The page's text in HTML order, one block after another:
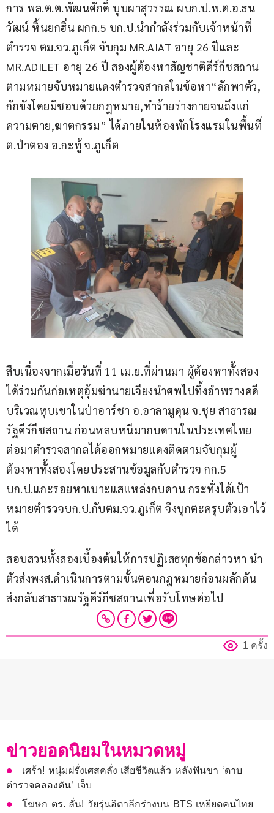
การ พล.ต.ต.พัฒนศักดิ์ บุบผาสุวรรณ ผบก.ป.พ.ต.อ.ธน
วัฒน์ หิ้นยกฮิ่น ผกก.5 บก.ป.นำกำลังร่วมกับเจ้าหน้าที่
ตำรวจ ตม.จว.ภูเก็ต จับกุม MR.AIAT อายุ 26 ปีและ
MR.ADILET อายุ 26 ปี สองผู้ต้องหาสัญชาติคีร์กีชสถาน
ตามหมายจับหมายแดงตำรวจสากลในข้อหา“ลักพาตัว,
กักขังโดยมิชอบด้วยกฎหมาย,ทำร้ายร่างกายจนถึงแก่
ความตาย,ฆาตกรรม” ได้ภายในห้องพักโรงแรมในพื้นที่
ต.ป่าตอง อ.กะทู้ จ.ภูเก็ต
สืบเนื่องจากเมื่อวันที่ 11 เม.ย.ที่ผ่านมา ผู้ต้องหาทั้งสอง
ได้ร่วมกันก่อเหตุอุ้มฆ่านายเจียงนำศพไปทิ้งอำพรางคดี
บริเวณหุบเขาในป่าอาร์ชา อ.อาลามูดุน จ.ชุย สาธารณ
รัฐคีร์กีชสถาน ก่อนหลบหนีมากบดานในประเทศไทย
ต่อมาตำรวจสากลได้ออกหมายแดงติดตามจับกุมผู้
ต้องหาทั้งสองโดยประสานข้อมูลกับตำรวจ กก.5
บก.ป.แกะรอยหาเบาะแสแหล่งกบดาน กระทั่งได้เป้า
หมายตำรวจบก.ป.กับตม.จว.ภูเก็ต จึงบุกตะครุบตัวเอาไว้
ได้
สอบสวนทั้งสองเบื้องต้นให้การปฏิเสธทุกข้อกล่าวหา นำ
ตัวส่งพงส.ดำเนินการตามขั้นตอนกฎหมายก่อนผลักดัน
ส่งกลับสาธารณรัฐคีร์กีชสถานเพื่อรับโทษต่อไป
1 ครั้ง
ข่าวยอดนิยมในหมวดหมู่
เศร้า! หนุ่มฝรั่งเศสคลั่ง เสียชีวิตแล้ว หลังฟันขา ‘ดาบ
ตำรวจคลองตัน’ เจ็บ
โฆษก ตร. ลั่น! วัยรุ่นอิตาลีกร่างบน BTS เหยียดคนไทย